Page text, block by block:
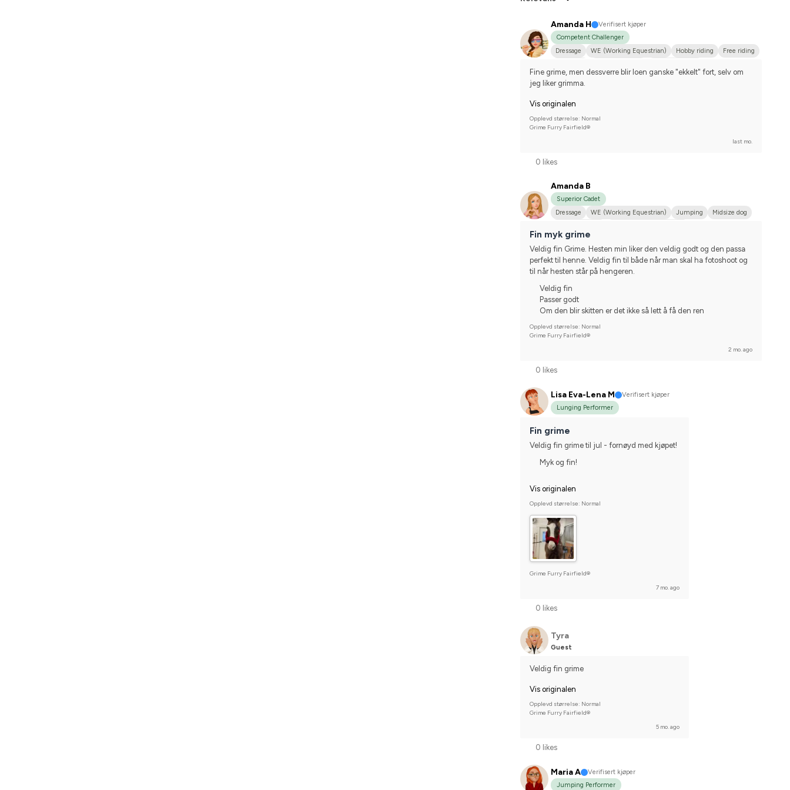
Amanda H
Verifisert kjøper
Competent Challenger
Dressage
WE (Working Equestrian) Hobby riding
Free riding
Compete on hobby-level
Fine grime, men dessverre blir loen ganske "ekkelt" fort, selv om
jeg liker grimma.
Vis originalen
Opplevd størrelse: Normal
Grime Furry Fairfield®
last mo.
0 likes
Amanda B
Superior Cadet
Dressage
WE (Working Equestrian) Jumping
Midsize dog
Fin myk grime
Veldig fin Grime. Hesten min liker den veldig godt og den passa
perfekt til henne. Veldig fin til både når man skal ha fotoshoot og
til når hesten står på hengeren.
Veldig fin
Passer godt
Om den blir skitten er det ikke så lett å få den ren
Opplevd størrelse: Normal
Grime Furry Fairfield®
2 mo. ago
0 likes
Lisa Eva-Lena M
Verifisert kjøper
Lunging Performer
Fin grime
Veldig fin grime til jul - fornøyd med kjøpet!
Myk og fin!
Vis originalen
Opplevd størrelse: Normal
Grime Furry Fairfield®
7 mo. ago
0 likes
Tyra
Guest
Veldig fin grime
Vis originalen
Opplevd størrelse: Normal
Grime Furry Fairfield®
5 mo. ago
0 likes
Maria A
Verifisert kjøper
Jumping Performer